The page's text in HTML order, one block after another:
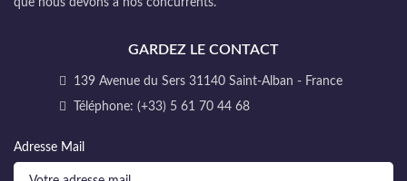
que nous devons à nos concurrents.
GARDEZ LE CONTACT
139 Avenue du Sers 31140 Saint-Alban - France
Téléphone: (+33) 5 61 70 44 68
Adresse Mail